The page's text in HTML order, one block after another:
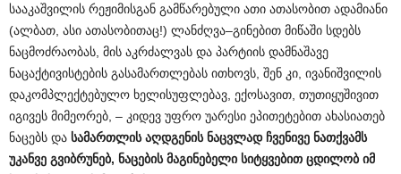
სააკაშვილის რეჟიმისგან გამწარებული ათი ათასობით ადამიანი
(ალბათ, ასი ათასობითაც!) ლანძღვა–გინებით მიწაში სდებს
ნაცმოძრაობას, მის აკრძალვას და პარტიის დამნაშავე
ნაცაქტივისტების გასამართლებას ითხოვს, შენ კი, ივანიშვილის
დაკომპლექტებულო ხელისუფლებავ, ექოსავით, თუთიყუშივით
იგივეს მიმეორებ, – კიდევ უფრო უარესი ეპითეტებით ახასიათებ
ნაცებს და სამართლის აღდგენის ნაცვლად ჩვენივე ნათქვამს
უკანვე გვიბრუნებ, ნაცების მაგინებელი სიტყვებით ცდილობ იმ